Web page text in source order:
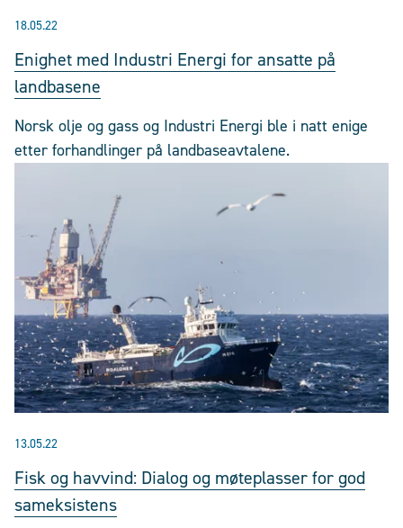
18.05.22
Enighet med Industri Energi for ansatte på
landbasene
Norsk olje og gass og Industri Energi ble i natt enige
etter forhandlinger på landbaseavtalene.
13.05.22
Fisk og havvind: Dialog og møteplasser for god
sameksistens